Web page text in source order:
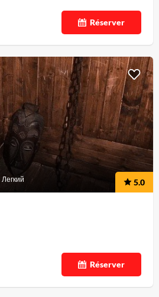
Réserver
Легкий 5.0
Réserver